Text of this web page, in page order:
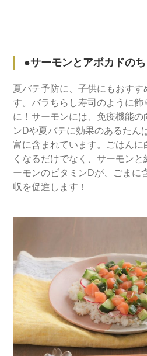
●サーモンとアボカドのち
夏バテ予防に、子供にもおす
す。バラちらし寿司のように飾
に！サーモンには、免疫機能の
ンDや夏バテに効果のあるたん
富に含まれています。ごはんに
くなるだけでなく、サーモン
ーモンのビタミンDが、ごまに
収を促進します！